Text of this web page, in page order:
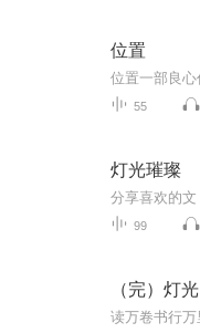
位置
55
灯光璀璨
99
（完）灯光